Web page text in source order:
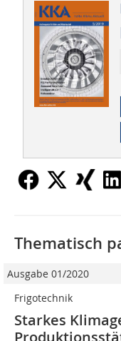
Thematisch
Ausgabe 01/2020
Frigotechnik
Starkes